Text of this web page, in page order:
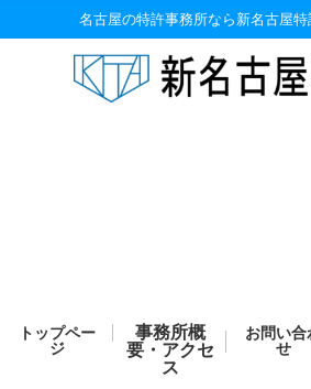
名古屋の特許事務所なら新名古屋
トップペー
ジ
事務所概
要・アクセ
ス
お問い合
せ